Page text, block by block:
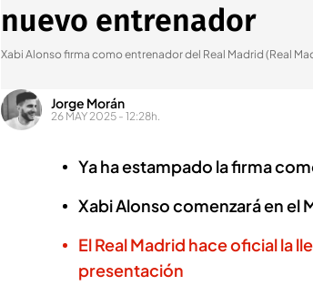
nuevo entrenador
Xabi Alonso firma como entrenador del Real Madrid (Real
Jorge Morán
26 MAY 2025 - 12:28h.
Ya ha estampado la firma
Xabi Alonso comenzará en el
El Real Madrid hace oficial la
presentación